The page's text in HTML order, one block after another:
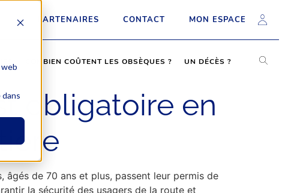
PARTENAIRES CONTACT MON ESPACE
COMBIEN COÛTENT LES OBSÈQUES ? UN DÉCÈS ?
obligatoire en
de 70 ans et plus, passent leur permis de
la sécurité des usagers de la route et